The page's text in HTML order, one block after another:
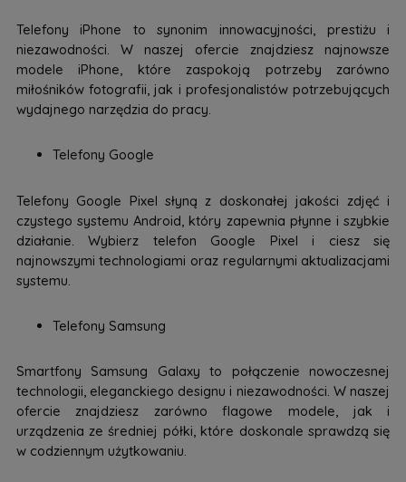
Telefony iPhone to synonim innowacyjności, prestiżu i
niezawodności. W naszej ofercie znajdziesz najnowsze
modele iPhone, które zaspokoją potrzeby zarówno
miłośników fotografii, jak i profesjonalistów potrzebujących
wydajnego narzędzia do pracy.
Telefony Google
Telefony Google Pixel słyną z doskonałej jakości zdjęć i
czystego systemu Android, który zapewnia płynne i szybkie
działanie. Wybierz telefon Google Pixel i ciesz się
najnowszymi technologiami oraz regularnymi aktualizacjami
systemu.
Telefony Samsung
Smartfony Samsung Galaxy to połączenie nowoczesnej
technologii, eleganckiego designu i niezawodności. W naszej
ofercie znajdziesz zarówno flagowe modele, jak i
urządzenia ze średniej półki, które doskonale sprawdzą się
w codziennym użytkowaniu.